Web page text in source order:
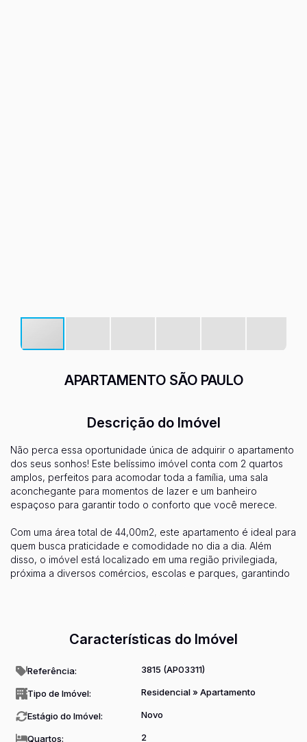
APARTAMENTO SÃO PAULO
Descrição do Imóvel
Não perca essa oportunidade única de adquirir o apartamento
dos seus sonhos! Este belíssimo imóvel conta com 2 quartos
amplos, perfeitos para acomodar toda a família, uma sala
aconchegante para momentos de lazer e um banheiro
espaçoso para garantir todo o conforto que você merece.
Com uma área total de 44,00m2, este apartamento é ideal para
quem busca praticidade e comodidade no dia a dia. Além
disso, o imóvel está localizado em uma região privilegiada,
próxima a diversos comércios, escolas e parques, garantindo
conhecer de perto todos os detalhes deste incrível
seu novo lar! Venha viver momentos inesquecíveis em um
Entre em contato conosco e saiba mais sobre esta incrível
oferta!
Características do Imóvel
Referência: 3815 (AP03311)
Tipo de Imóvel: Residencial» Apartamento
Estágio do Imóvel: Novo
Quartos: 2